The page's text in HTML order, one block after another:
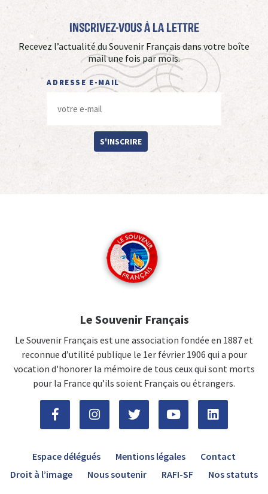
Inscrivez-vous à La Lettre
Recevez l’actualité du Souvenir Français dans votre boîte
mail une fois par mois.
ADRESSE E-MAIL
S'INSCRIRE
Le Souvenir Français
Le Souvenir Français est une association fondée en 1887 et
reconnue d’utilité publique le 1er février 1906 qui a pour
vocation d'honorer la mémoire de tous ceux qui sont morts
pour la France qu’ils soient Français ou étrangers.
Espace délégués Mentions légales
Contact
Droit à l’image
Nous soutenir RAFI-SF Nos statuts